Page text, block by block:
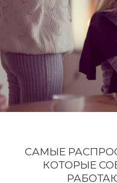
САМЫЕ
КОТОРЫЕ